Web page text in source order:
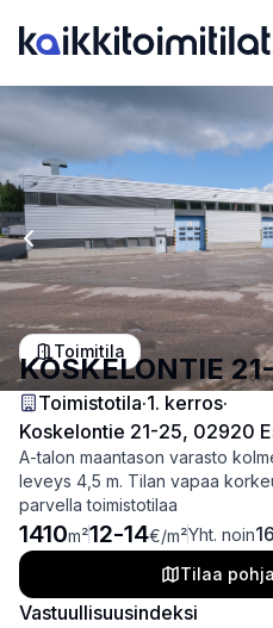
Previous slide
Toimitila
KOSKELONTIE
Toimistotila·1. kerros·
Koskelontie 21-25, 02920
A-talon maantason varasto
leveys 4,5 m. Tilan vapaa
parvella toimistotilaa
1410m²12-14€/m²Yht. noin
Tilaa
Vastuullisuusindeksi